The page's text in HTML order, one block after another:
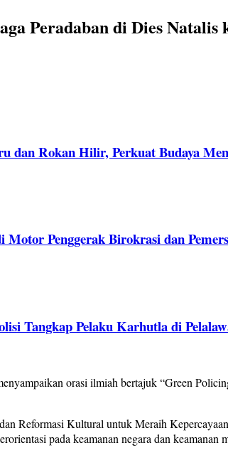
Peradaban di Dies
dan Rokan Hilir, Perkuat Budaya
Penggerak Birokrasi dan
Tangkap Pelaku Karhutla di
orasi ilmiah bertajuk “Green
Reformasi Kultural untuk Meraih
pada keamanan negara dan